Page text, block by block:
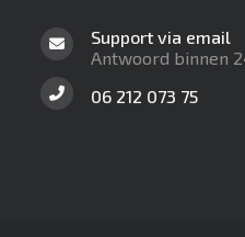
Support via email
Antwoord binnen
06 212 073 75